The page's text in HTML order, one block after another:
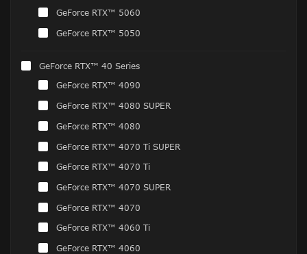
GeForce RTX™ 5060
GeForce RTX™ 5050
GeForce RTX™ 40 Series
GeForce RTX™ 4090
GeForce RTX™ 4080 SUPER
GeForce RTX™ 4080
GeForce RTX™ 4070 Ti SUPER
GeForce RTX™ 4070 Ti
GeForce RTX™ 4070 SUPER
GeForce RTX™ 4070
GeForce RTX™ 4060 Ti
GeForce RTX™ 4060